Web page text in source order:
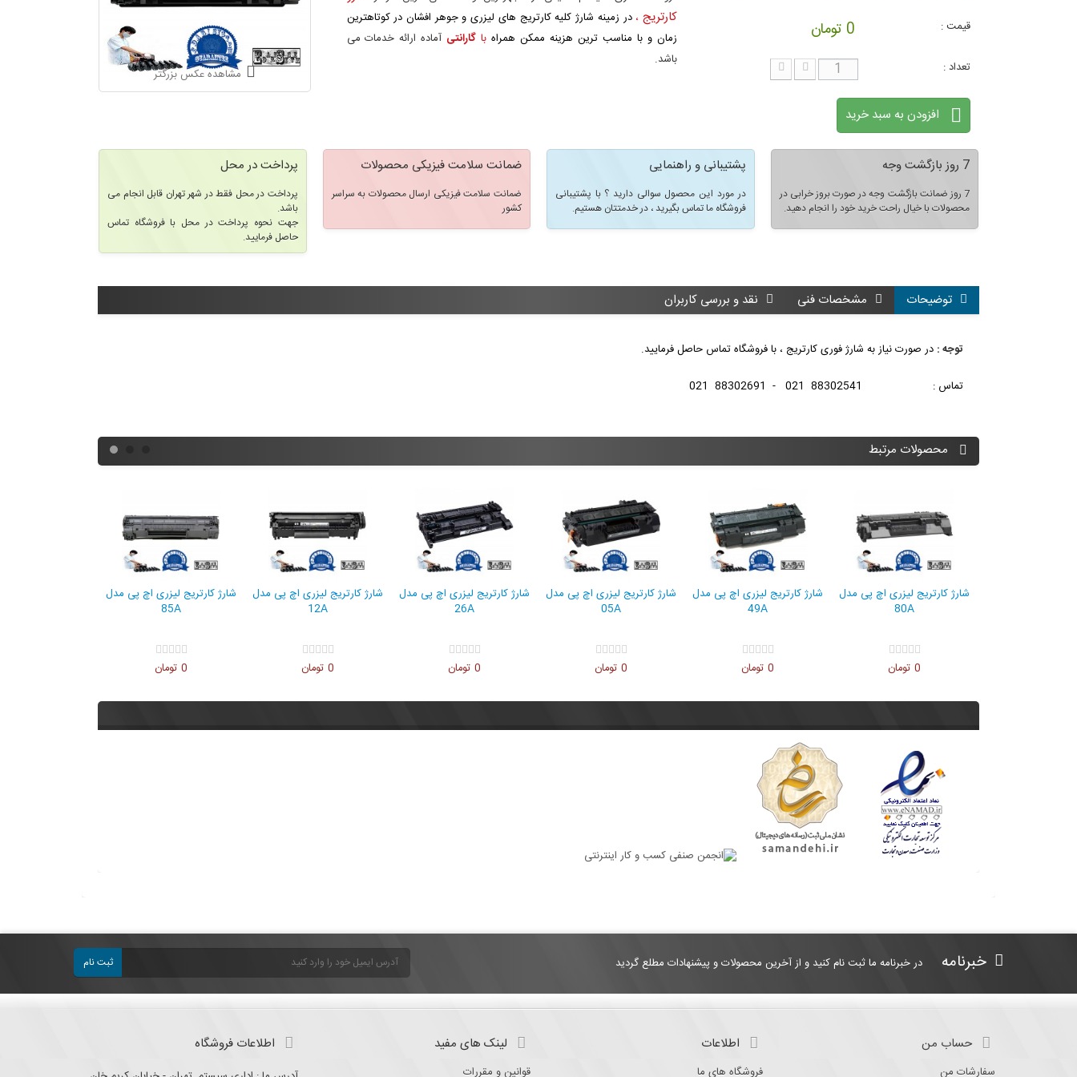
مشاهده عکس بزرگتر
قیمت : 0 تومان
تعداد :
افزودن به سبد خرید
کارتریج،در زمینه شارژ کلیه کارتریج های لیزری و جوهر افشان در کوتاهترین
زمان و با مناسب ترین هزینه ممکن همراهبا گارانتی آماده ارائه خدمات می
باشد.
7 روز بازگشت وجه
7 روز ضمانت بازگشت وجه در صورت بروز خرابی در
محصولات با خیال راحت خرید خود را انجام دهید.
پشتیبانی و راهنمایی
در مورد این محصول سوالی دارید ؟ با پشتیبانی
فروشگاه ما تماس بگیرید ، در خدمتتان هستیم.
ضمانت سلامت فیزیکی محصولات
ضمانت سلامت فیزیکی ارسال محصولات به سراسر
کشور
پرداخت در محل
پرداخت در محل فقط در شهر تهران قابل انجام می
باشد.
جهت نحوه پرداخت در محل با فروشگاه تماس
حاصل فرمایید.
توضیحات مشخصات فنی نقد و بررسی کاربران
توجه : در صورت نیاز به شارژ فوری کارتریج ، با فروشگاه تماس حاصل فرمایید.
تماس : 88302541 021 - 88302691 021
محصولات مرتبط
شارژ کارتریج لیزری اچ پی مدل
شارژ کارتریج لیزری اچ پی مدل
شارژ کارتریج لیزری اچ پی مدل
شارژ کارتریج لیزری اچ پی مدل
شارژ کارتریج لیزری اچ پی مدل
شارژ کارتریج لیزری اچ پی مدل
خبرنامه در خبرنامه ما ثبت نام کنید و از آخرین محصولات و پیشنهادات مطلع گردید ثبت نام
حساب من
سفارشات من
اطلاعات
فروشگاه های ما
لینک های مفید
قوانین و مقررات
اطلاعات فروشگاه